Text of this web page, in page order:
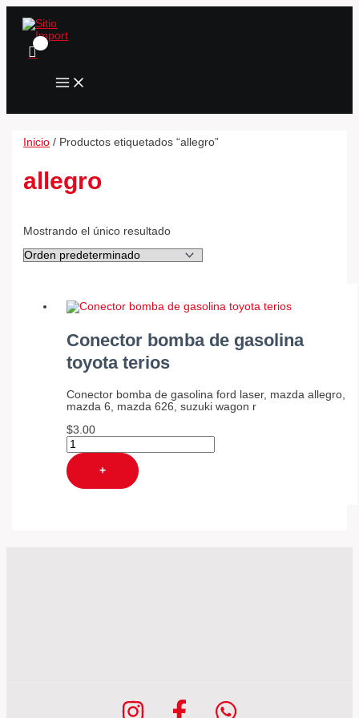
Ir
contenido
MAIN
Inicio / Productos etiquetados “allegro”
allegro
Mostrando el único resultado
Conector bomba de gasolina
toyota terios
Conector bomba de gasolina ford laser, mazda allegro,
mazda 6, mazda 626, suzuki wagon r
$3.00
Conector
de
gasolina
cantidad
+